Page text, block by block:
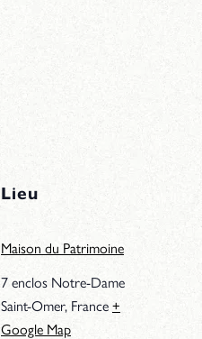
Lieu
Maison du Patrimoine
7 enclos Notre-Dame
Saint-Omer, France +
Google Map